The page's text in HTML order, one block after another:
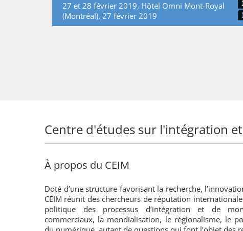
27 et 28 février 2019, Hôtel Omni Mont-Royal
(Montréal), 27 février 2019
Centre d'études sur l'intégration
À propos du CEIM
Doté d’une structure favorisant la recherche,
CEIM réunit des chercheurs de réputation
politique des processus d’intégration et de
commerciaux, la mondialisation, le régionalisme, le